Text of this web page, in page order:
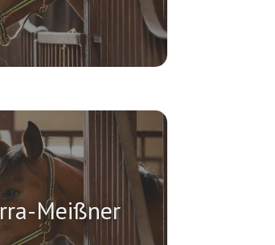
Meißner